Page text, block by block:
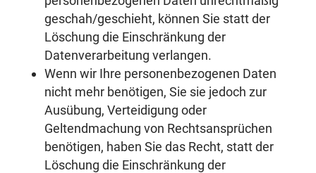
geschah/geschieht, können Sie statt der
Löschung die Einschränkung der
Datenverarbeitung verlangen.
Wenn wir Ihre personenbezogenen Daten
nicht mehr benötigen, Sie sie jedoch zur
Ausübung, Verteidigung oder
Geltendmachung von Rechtsansprüchen
benötigen, haben Sie das Recht, statt der
Löschung die Einschränkung der